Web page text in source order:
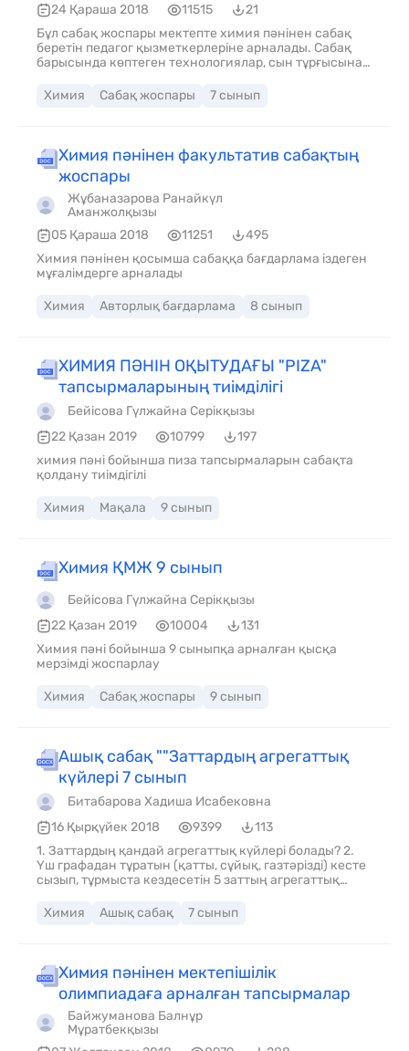
24 Қараша 2018
11515
21
Бұл сабақ жоспары мектепте химия пәнінен сабақ
беретін педагог қызметкерлеріне арналады. Сабақ
барысында көптеген технологиялар, сын тұрғысынан
басқада көптеген әдіс тәсілдер қолданылады.. •
оқушылардың тақырып бойынша алған білімдерін
көмірқышқыл газын зетханада алу әдістерін меңгерту
және оның қасиеттерімен танысу;
Химия Сабақ жоспары 7 сынып
Химия пәнінен факультатив сабақтың
жоспары
Жұбаназарова Ранайкүл
Аманжолқызы
05 Қараша 2018
11251
495
Химия пәнінен қосымша сабаққа бағдарлама іздеген
мұғалімдерге арналады
Химия Авторлық бағдарлама 8 сынып
ХИМИЯ ПӘНІН ОҚЫТУДАҒЫ "PIZA"
тапсырмаларының тиімділігі
Бейісова Гүлжайна Серікқызы
22 Қазан 2019
10799
197
химия пәні бойынша пиза тапсырмаларын сабақта
қолдану тиімдігілі
Химия Мақала 9 сынып
Химия ҚМЖ 9 сынып
Бейісова Гүлжайна Серікқызы
22 Қазан 2019
10004
131
Химия пәні бойынша 9 сыныпқа арналған қысқа
мерзімді жоспарлау
Химия Сабақ жоспары 9 сынып
Ашық сабақ ""Заттардың агрегаттық
күйлері 7 сынып
Битабарова Хадиша Исабековна
16 Қырқүйек 2018
9399
113
1. Заттардың қандай агрегаттық күйлері болады? 2.
Үш графадан тұратын (қатты, сұйық, газтәрізді) кесте
сызып, тұрмыста кездесетін 5 заттың агрегаттық
температурасы 0°С, егер оған осы температурадағы
мұздың кубигін салса, мұз ери ме? 4. Су 120°С
шығатын клапан болады. Резервуарларда газ қайдан
пайда болады? 6. Мына процестер қалай аталады? а)
балқыған темір суынып қатайды; ә) жуынатын
бөлмедегі шынының беті суланды; б) күн астындағы
дымқыл киім кепті; в) шөптің бетіне шық пайда болды.
Химия Ашық сабақ 7 сынып
Химия пәнінен мектепішілік
олимпиадаға арналған тапсырмалар
Байжуманова Балнұр
Мұратбекқызы